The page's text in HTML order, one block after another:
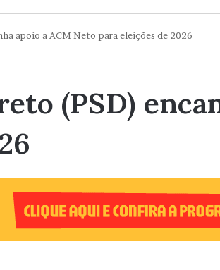
apoio a ACM Neto para eleições de 2026
(PSD)